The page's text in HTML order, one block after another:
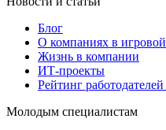
Блог
О компаниях в
Жизнь в компании
ИТ-проекты
Рейтинг
Молодым специалистам